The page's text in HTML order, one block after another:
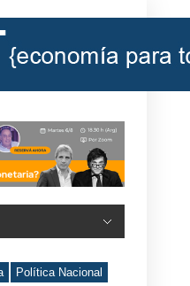
Política Nacional